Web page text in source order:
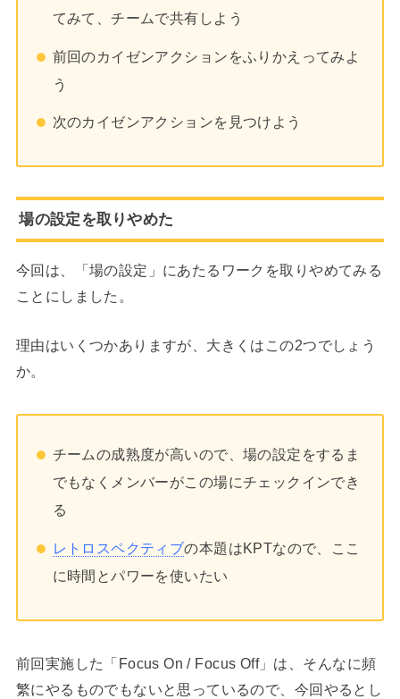
てみて、チームで共有しよう
前回のカイゼンアクションをふりかえってみよ
う
次のカイゼンアクションを見つけよう
場の設定を取りやめた
今回は、「場の設定」にあたるワークを取りやめてみる
ことにしました。
理由はいくつかありますが、大きくはこの2つでしょう
か。
チームの成熟度が高いので、場の設定をするま
でもなくメンバーがこの場にチェックインでき
る
レトロスペクティブの本題はKPTなので、ここ
に時間とパワーを使いたい
前回実施した「Focus On / Focus Off」は、そんなに頻
繁にやるものでもないと思っているので、今回やるとし